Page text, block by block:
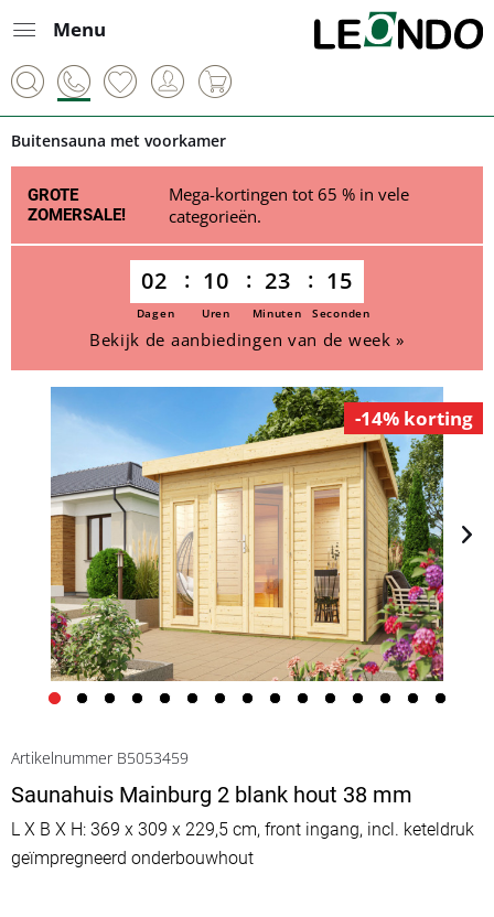
Menu
Buitensauna met voorkamer
GROTE
ZOMERSALE!
Mega-kortingen tot 65 % in vele
categorieën.
02 10 23 15
Dagen Uren Minuten Seconden
Bekijk de aanbiedingen van de week »
-14% korting
Artikelnummer B5053459
Saunahuis Mainburg 2 blank hout 38 mm
L X B X H: 369 x 309 x 229,5 cm, front ingang, incl. keteldruk
geïmpregneerd onderbouwhout